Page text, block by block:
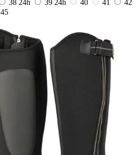
38 24h 39 24h 40 41
42
45